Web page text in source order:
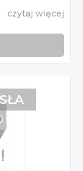
czytaj więcej